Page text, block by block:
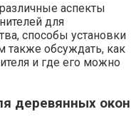
аспекты
для
способы установки
также обсуждать, как
и где его можно
деревянных окон